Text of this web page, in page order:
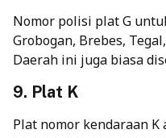
Nomor polisi plat G
Grobogan, Brebes,
Daerah ini juga biasa
9. Plat K
Plat nomor kendaraan K